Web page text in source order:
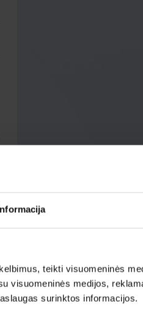
teikti visuomeninės
visuomeninės medijos,
surinktos informacijos.